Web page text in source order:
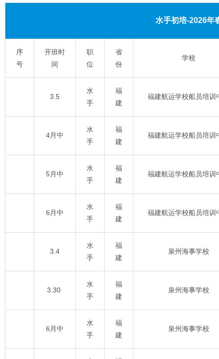
水手初培-2026年
序
号
开班时
间
职
位
省
份
学校
3.5
水
手
福
建
福建航运学校船员培训
4月中
水
手
福
建
福建航运学校船员培训
5月中
水
手
福
建
福建航运学校船员培训
6月中
水
手
福
建
福建航运学校船员培训
3.4
水
手
福
建
泉州海事学校
3.30
水
手
福
建
泉州海事学校
6月中
水
手
福
建
泉州海事学校